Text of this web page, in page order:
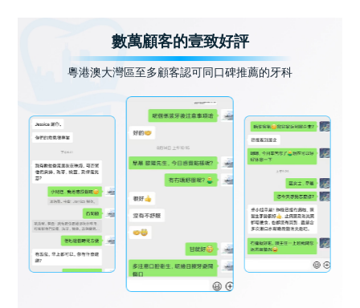
數萬顧客的壹致好評
粵港澳大灣區至多顧客認可同口碑推薦的牙科